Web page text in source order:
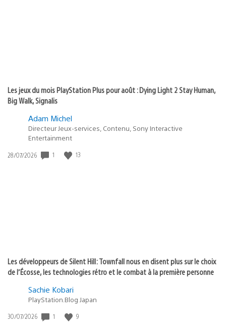
Les jeux du mois PlayStation Plus pour août : Dying Light 2 Stay Human,
Big Walk, Signalis
Adam Michel
Directeur Jeux-services, Contenu, Sony Interactive
Entertainment
Date
28/07/2026 1 13
Les développeurs de Silent Hill: Townfall nous en disent plus sur le choix
de l’Écosse, les technologies rétro et le combat à la première personne
Sachie Kobari
PlayStation.Blog Japan
Date
30/07/2026 1 9